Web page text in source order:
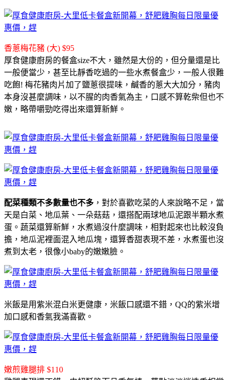
香蔥梅花豬 (大) $95
厚食健康廚房的餐盒size不大，雖然是大份的，但分量還是比
一般便當少，甚至比靜香吃過的一些水煮餐盒少，一般人很難
吃飽! 梅花豬肉片加了鹽蔥很提味，鹹香的蔥大大加分，豬肉
本身沒甚麼調味，以不腥的肉香氣為主，口感不算乾柴但也不
嫩，略帶嚼勁吃得出來還算新鮮。
配菜種類不多數量也不多 ，對於喜歡吃菜的人來說略不足，當
天是白菜、地瓜葉、一朵菇菇，還搭配兩球地瓜泥跟半顆水煮
蛋。蔬菜還算新鮮，水煮過沒什麼調味，相對起來也比較沒負
擔，地瓜泥裡面混入地瓜塊，還算香甜表現不差，水煮蛋也沒
煮到太老，很像小baby的嫩嫩臉。
米飯是用紫米混白米更健康，米飯口感還不錯，QQ的紫米增
加口感和香氣我滿喜歡。
嫩煎雞腿排 $110